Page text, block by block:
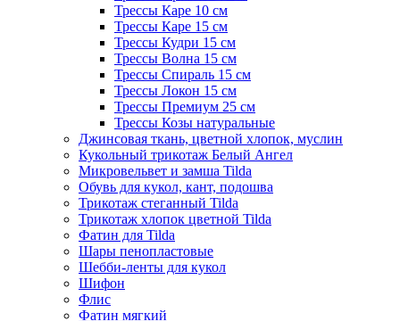
Трессы Каре 10 см
Трессы Каре 15 см
Трессы Кудри 15 см
Трессы Волна 15 см
Трессы Спираль 15 см
Трессы Локон 15 см
Трессы Премиум 25 см
Трессы Козы натуральные
Джинсовая ткань, цветной хлопок, муслин
Кукольный трикотаж Белый Ангел
Микровельвет и замша Tilda
Обувь для кукол, кант, подошва
Трикотаж стеганный Tilda
Трикотаж хлопок цветной Tilda
Фатин для Tilda
Шары пенопластовые
Шебби-ленты для кукол
Шифон
Флис
Фатин мягкий